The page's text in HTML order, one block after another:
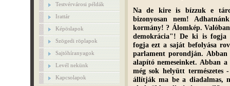
Testvérvárosi példák
Irattár
Képöslapok
Szögedi röplapok
Sajtóhíranyagok
Levél nekünk
Kapcsolapok
Na de kire is bízzuk e
bizonyosan nem!
kormány! ? Álomkép.
demokrácia"! De ki is fogja
fogja ezt a saját befolyása
parlament porondján.
alapító nemeseinket. Abban
még sok helyütt természetes
állítják ma be a diadalmas,